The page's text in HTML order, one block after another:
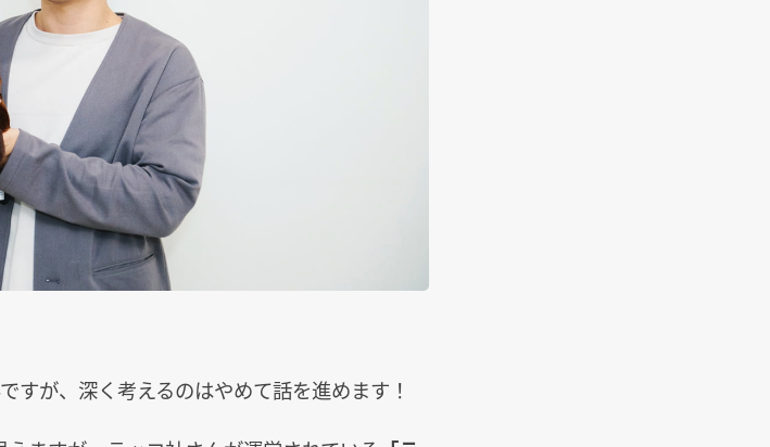
すが、深く考えるのはやめて話を進めます！